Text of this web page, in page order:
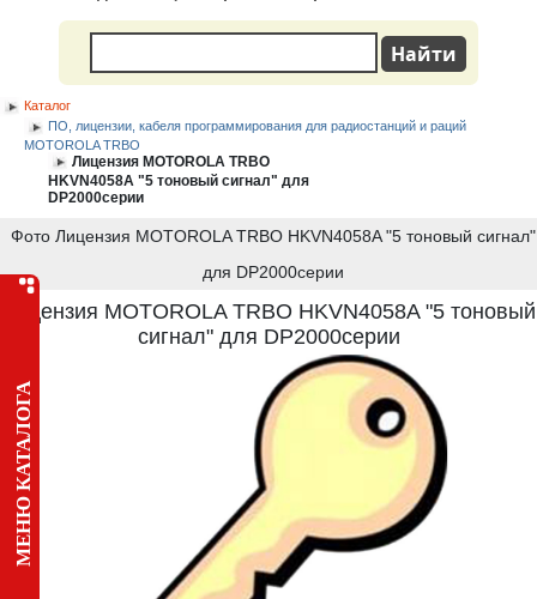
МЕНЮ КАТАЛОГА
Каталог
ПО, лицензии, кабеля программирования для радиостанций и раций
MOTOROLA TRBO
Лицензия MOTOROLA TRBO
HKVN4058A "5 тоновый сигнал" для
DP2000серии
Фото Лицензия MOTOROLA TRBO HKVN4058A "5 тоновый сигнал"
для DP2000серии
Лицензия MOTOROLA TRBO HKVN4058A "5 тоновый
сигнал" для DP2000серии